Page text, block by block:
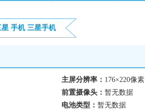
星 手机 三星手机
主屏分辨率： 176×220像素
前置摄像头： 暂无数据
电池类型： 暂无数据